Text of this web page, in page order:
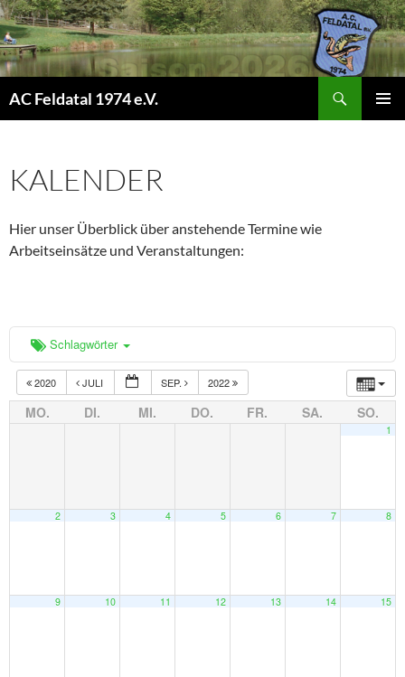
AC Feldatal 1974 e.V.
KALENDER
Hier unser Überblick über anstehende Termine wie
Arbeitseinsätze und Veranstaltungen:
Schlagwörter
2020 JULI SEP. 2022
MO. DI. MI. DO. FR. SA. SO.
1
2 3 4 5 6 7 8
9 10 11 12 13 14 15